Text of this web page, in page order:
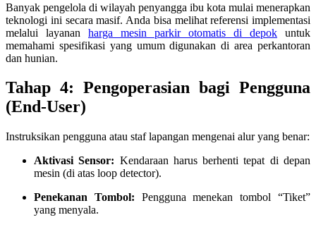
Banyak pengelola di wilayah penyangga ibu kota mulai menerapkan
teknologi ini secara masif. Anda bisa melihat referensi implementasi
melalui layanan harga mesin parkir otomatis di depok untuk
memahami spesifikasi yang umum digunakan di area perkantoran
dan hunian.
Tahap 4: Pengoperasian bagi Pengguna
(End-User)
Instruksikan pengguna atau staf lapangan mengenai alur yang benar:
Aktivasi Sensor: Kendaraan harus berhenti tepat di depan
mesin (di atas loop detector).
Penekanan Tombol: Pengguna menekan tombol “Tiket”
yang menyala.